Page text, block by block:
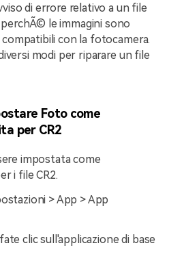
di errore relativo a un file
le immagini sono
con la fotocamera.
modi per riparare un file
Foto come
per CR2
impostata come
i file CR2.
> App > App
clic sull'applicazione di base